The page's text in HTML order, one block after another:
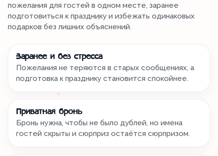
пожелания для гостей в одном месте, заранее
подготовиться к празднику и избежать одинаковых
подарков без лишних объяснений.
Заранее и без стресса
Пожелания не теряются в старых сообщениях, а
подготовка к празднику становится спокойнее.
Приватная бронь
Бронь нужна, чтобы не было дублей, но имена
гостей скрыты и сюрприз остаётся сюрпризом.